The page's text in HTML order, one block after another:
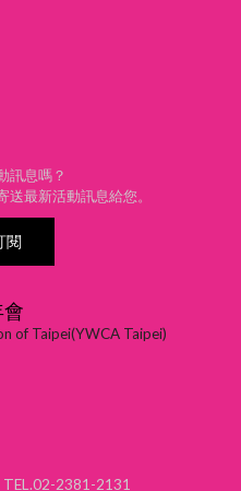
訊息嗎？
最新活動訊息給您。
of Taipei(YWCA Taipei)
2381-2131